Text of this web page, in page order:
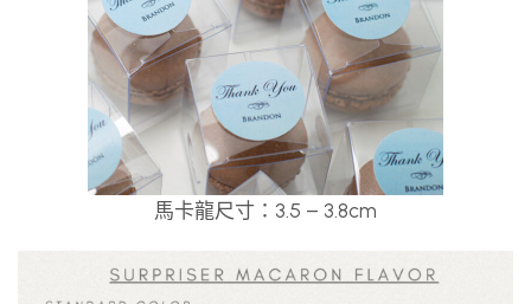
馬卡龍尺寸：3.5 – 3.8cm